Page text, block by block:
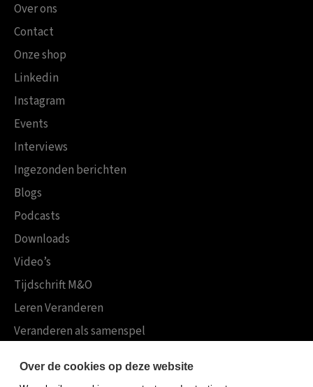
Over ons
Contact
Onze shop
Linkedin
Instagram
Events
Interviews
Ingezonden berichten
Blogs
Podcasts
Downloads
Video’s
Tijdschrift M&O
Leren Veranderen
Veranderen als samenspel
Koninklijke Boom uitgevers
Over de cookies op deze website